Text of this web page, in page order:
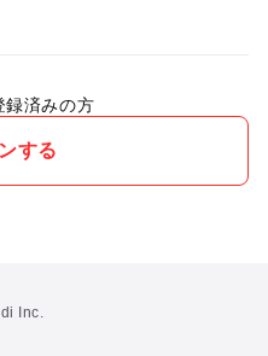
録済みの方
する
Inc.